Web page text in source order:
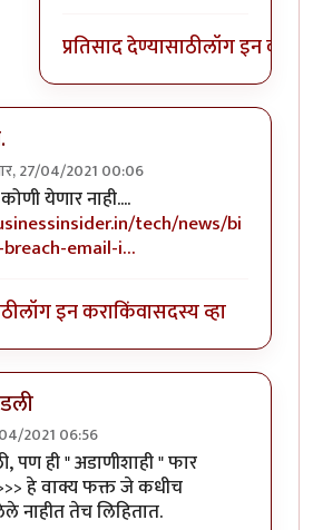
प्रतिसाद देण्यासाठीलॉग इन करा
27/04/2021 00:06
येणार नाही....
tech/news/bi
email-i…
लॉग इन कराकिंवासदस्य व्हा
2021 06:56
पण ही " अडाणीशाही " फार
हे वाक्य फक्त जे कधीच
नाहीत तेच लिहितात.